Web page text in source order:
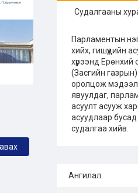
Судалгааны
Парламентын
хийх, гишүүдийн
хүрээнд
(Засгийн
оролцож
явуулдаг,
асуулт асууж
асуудлаар
судалгаа хийв.
Ангилал: